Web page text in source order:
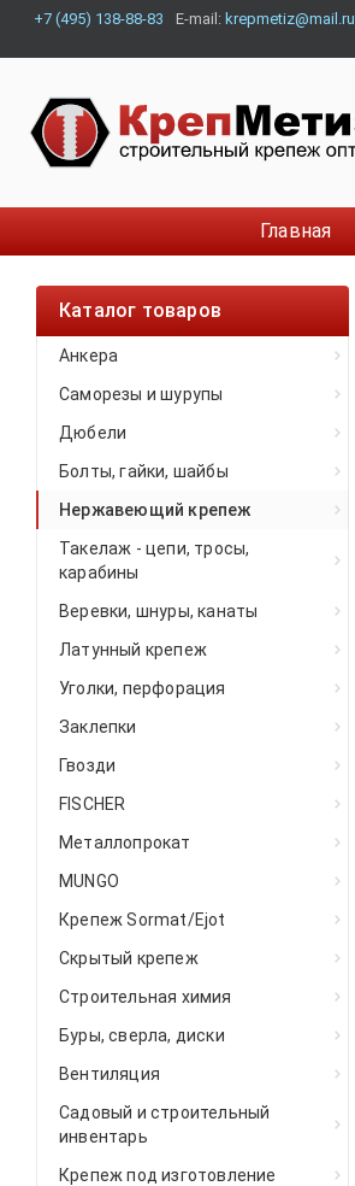
+7 (495) 138-88-83 E-mail: krepmetiz@mail.ru
Главная
Каталог товаров
Анкера
Саморезы и шурупы
Дюбели
Болты, гайки, шайбы
Нержавеющий крепеж
Такелаж - цепи, тросы,
карабины
Веревки, шнуры, канаты
Латунный крепеж
Уголки, перфорация
Заклепки
Гвозди
FISCHER
Металлопрокат
MUNGO
Крепеж Sormat/Ejot
Скрытый крепеж
Строительная химия
Буры, сверла, диски
Вентиляция
Садовый и строительный
инвентарь
Крепеж под изготовление